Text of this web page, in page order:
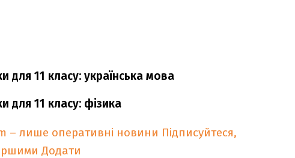
для 11 класу: українська мова
для 11 класу: фізика
– лише оперативні новини Підписуйтеся,
Додати